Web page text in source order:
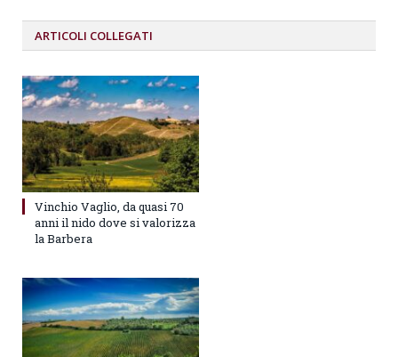
ARTICOLI COLLEGATI
Vinchio Vaglio, da quasi 70
anni il nido dove si valorizza
la Barbera